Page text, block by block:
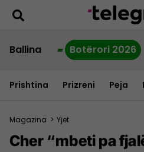
Ballina Botërori 2026
Prishtina Prizreni Peja
Magazina > Yjet
Cher “mbeti pa